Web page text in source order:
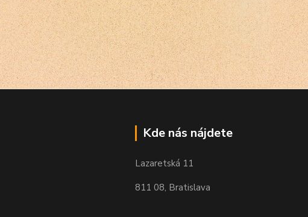
Kde nás nájdete
Lazaretská 11
811 08, Bratislava